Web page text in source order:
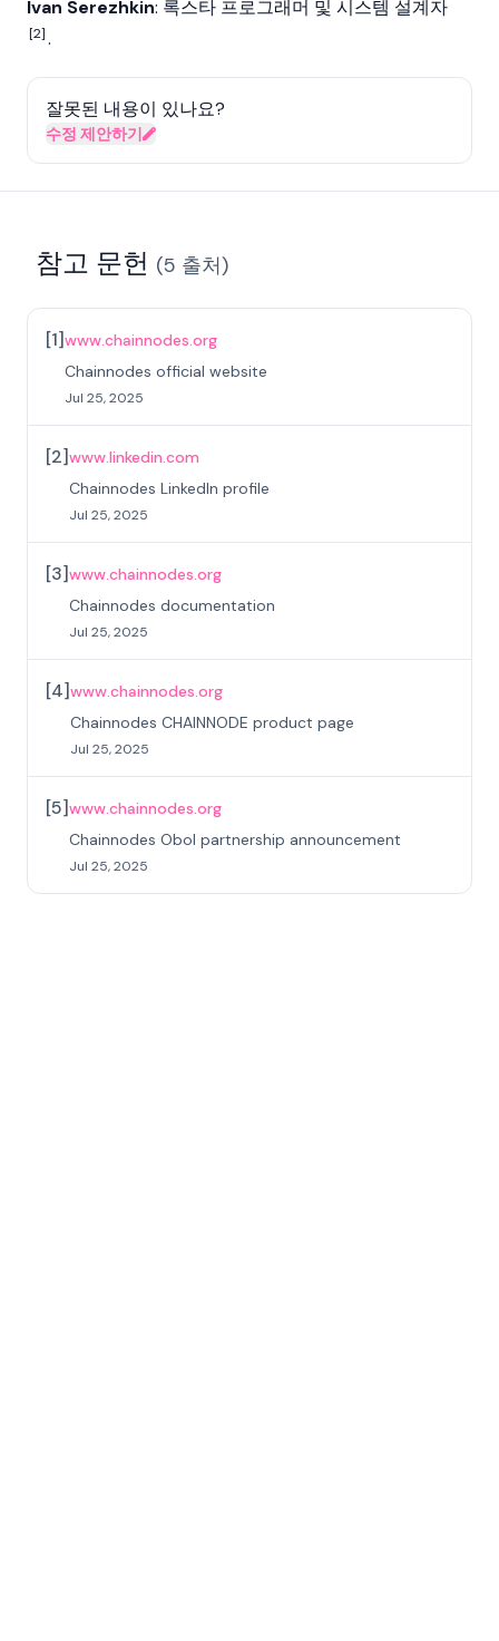
Ivan Serezhkin: 록스타 프로그래머 및 시스템 설계자
[2].
잘못된 내용이 있나요?
수정 제안하기
참고 문헌 (5 출처)
[1]www.chainnodes.org
Chainnodes official website
Jul 25, 2025
[2]www.linkedin.com
Chainnodes LinkedIn profile
Jul 25, 2025
[3]www.chainnodes.org
Chainnodes documentation
Jul 25, 2025
[4]www.chainnodes.org
Chainnodes CHAINNODE product page
Jul 25, 2025
[5]www.chainnodes.org
Chainnodes Obol partnership announcement
Jul 25, 2025